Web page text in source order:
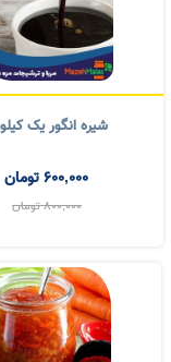
شیره انگور یک کیلویی
600,000تومان
800,000تومان